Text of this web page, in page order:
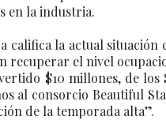
en la industria.
califica la actual
recuperar el nivel
$10 millones, de
al consorcio Beautiful
de la temporada alta”.